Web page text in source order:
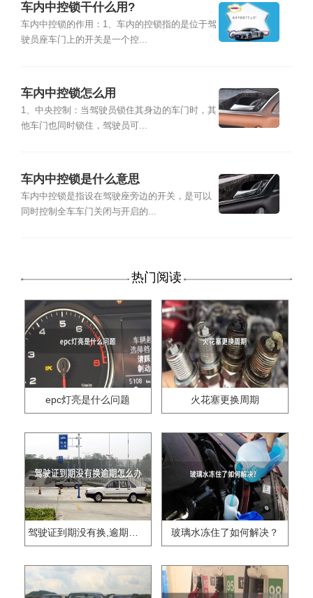
车内中控锁干什么用?
车内中控锁的作用：1、车内的控锁指的是位于驾
驶员座车门上的开关是一个控...
车内中控锁怎么用
1、中央控制：当驾驶员锁住其身边的车门时，其
他车门也同时锁住，驾驶员可...
车内中控锁是什么意思
车内中控锁是指设在驾驶座旁边的开关，是可以
同时控制全车车门关闭与开启的...
热门阅读
epc灯亮是什么问题 火花塞更换周期
驾驶证到期没有换,逾期怎么办?? 玻璃水冻住了如何解决？